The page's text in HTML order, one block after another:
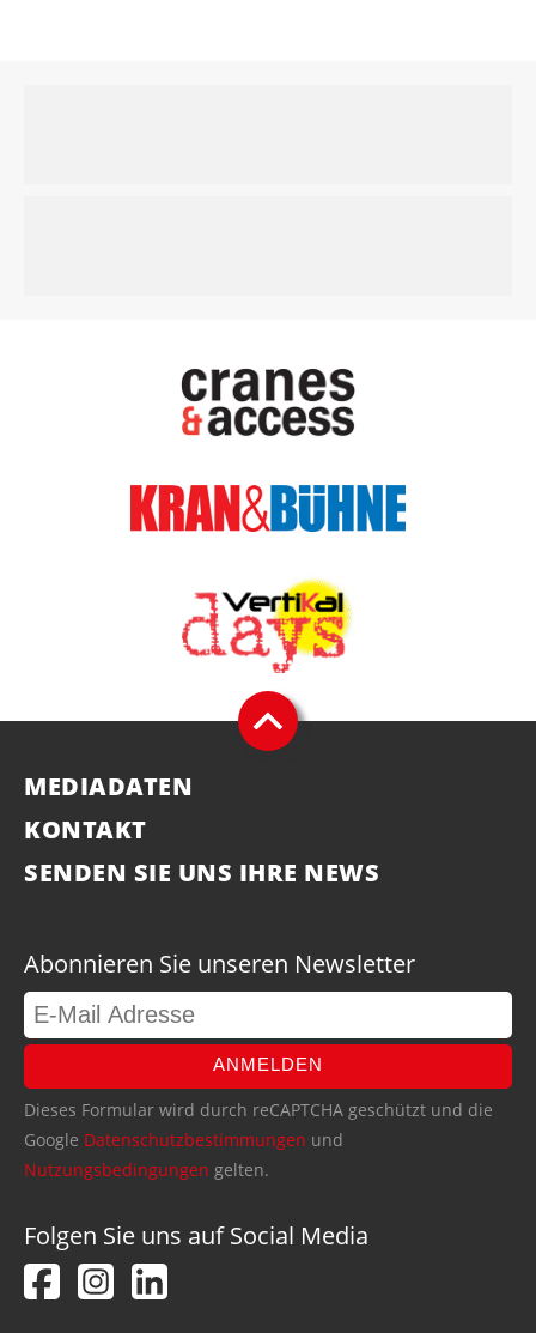
MEDIADATEN
KONTAKT
SENDEN SIE UNS IHRE NEWS
Abonnieren Sie unseren Newsletter
ANMELDEN
Dieses Formular wird durch reCAPTCHA geschützt und die
Google Datenschutzbestimmungen und
Nutzungsbedingungen gelten.
Folgen Sie uns auf Social Media